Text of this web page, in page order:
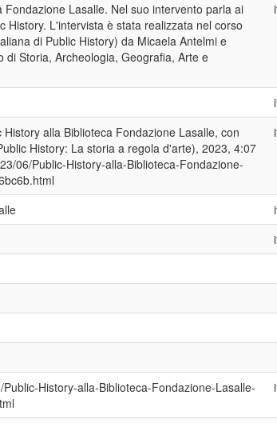
Lasalle. Nel suo intervento parla ai
History. L'intervista è stata realizzata nel corso
di Public History) da Micaela Antelmi e
Storia, Archeologia, Geografia, Arte e
alla Biblioteca Fondazione Lasalle, con
History: La storia a regola d'arte), 2023, 4:07
06/Public-History-alla-Biblioteca-Fondazione-
History-alla-Biblioteca-Fondazione-Lasalle-